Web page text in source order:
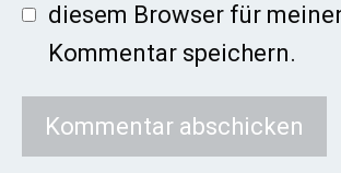
diesem Browser für
Kommentar speichern.